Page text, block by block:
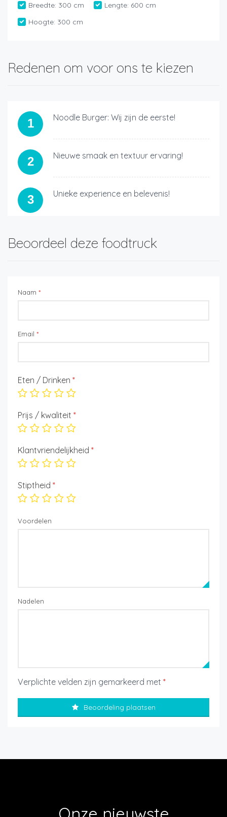
Breedte: 300 cm Lengte: 600 cm
Hoogte: 300 cm
Redenen om voor ons te kiezen
1 Noodle Burger: Wij zijn de eerste!
2 Nieuwe smaak en textuur ervaring!
3 Unieke experience en belevenis!
Beoordeel deze foodtruck
Naam *
Email *
Eten / Drinken *
Prijs / kwaliteit *
Klantvriendelijkheid *
Stiptheid *
Voordelen
Nadelen
Verplichte velden zijn gemarkeerd met *
Beoordeling plaatsen